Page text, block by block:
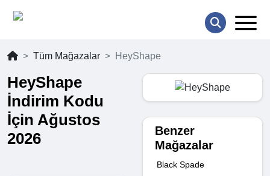
Tüm Mağazalar HeyShape
HeyShape
İndirim Kodu
İçin Ağustos
2026
Benzer
Mağazalar
Black Spade